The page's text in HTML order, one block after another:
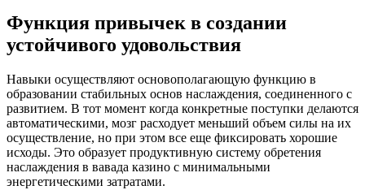
Функция привычек в создании
устойчивого удовольствия
Навыки осуществляют основополагающую функцию в
образовании стабильных основ наслаждения, соединенного с
развитием. В тот момент когда конкретные поступки делаются
автоматическими, мозг расходует меньший объем силы на их
осуществление, но при этом все еще фиксировать хорошие
исходы. Это образует продуктивную систему обретения
наслаждения в вавада казино с минимальными
энергетическими затратами.